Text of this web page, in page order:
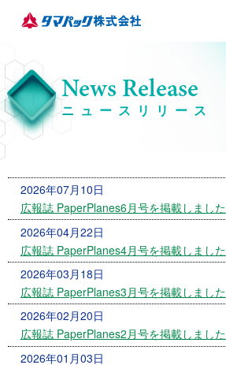
日本語
英語
News Release
ニュースリリース
2026年07月10日
広報誌 PaperPlanes6月号を掲載しました
2026年04月22日
広報誌 PaperPlanes4月号を掲載しました
2026年03月18日
広報誌 PaperPlanes3月号を掲載しました
2026年02月20日
広報誌 PaperPlanes2月号を掲載しました
2026年01月03日